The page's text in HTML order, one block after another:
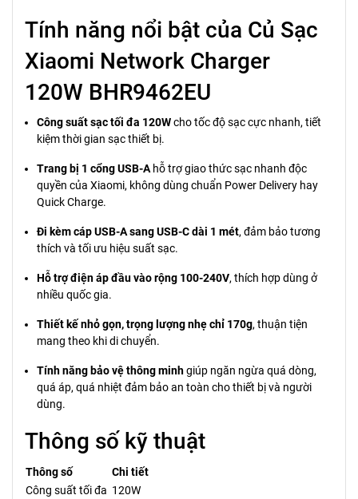
Tính năng nổi bật của Củ Sạc
Xiaomi Network Charger
120W BHR9462EU
Công suất sạc tối đa 120Wcho tốc độ sạc cực nhanh, tiết
kiệm thời gian sạc thiết bị.
Trang bị 1 cổng USB-A hỗ trợ giao thức sạc nhanh độc
quyền của Xiaomi, không dùng chuẩn Power Delivery hay
Quick Charge.
Đi kèm cáp USB-A sang USB-C dài 1 mét, đảm bảo tương
thích và tối ưu hiệu suất sạc.
Hỗ trợ điện áp đầu vào rộng 100-240V, thích hợp dùng ở
nhiều quốc gia.
Thiết kế nhỏ gọn, trọng lượng nhẹ chỉ 170g, thuận tiện
mang theo khi di chuyển.
Tính năng bảo vệ thông minhgiúp ngăn ngừa quá dòng,
quá áp, quá nhiệt đảm bảo an toàn cho thiết bị và người
dùng.
Thông số kỹ thuật
Thông số
Chi tiết
Công suất tối đa 120W